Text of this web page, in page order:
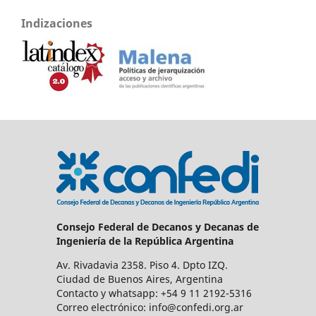
Indizaciones
Consejo Federal de Decanos y Decanas de
Ingeniería de la República Argentina
Av. Rivadavia 2358. Piso 4. Dpto IZQ.
Ciudad de Buenos Aires, Argentina
Contacto y whatsapp: +54 9 11 2192-5316
Correo electrónico: info@confedi.org.ar